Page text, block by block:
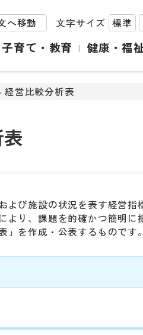
へ移動 文字サイズ 標準
子育て・教育 健康・福
経営比較分析表
よび施設の状況を表す経営指
り、課題を的確かつ簡明に
を作成・公表するものです。